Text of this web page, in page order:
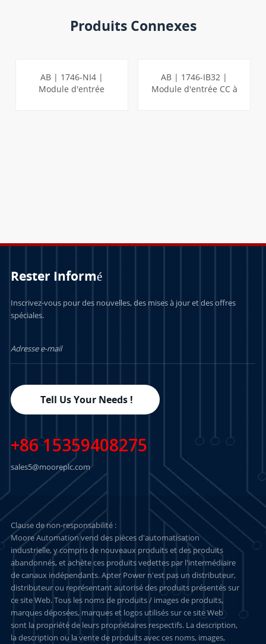
Produits Connexes
AB | 1746-NI4 |
Module d'entrée
AB | 1746-IB32 |
Module d'entrée CC à
Rester Informé
Inscrivez-vous pour des nouvelles, des mises à jour et des offres
spéciales.
Tell Us Your Needs !
+86 15359408275
sales5@mooreplc.com
Clause de non-responsabilité :
Moore Automation vend des pièces d'automatisation
industrielle, y compris de nouveaux produits et des produits
abandonnés, et achète ces produits vedettes par l'intermédiaire
de canaux indépendants. Apter Power n'est pas un distributeur,
distributeur ou représentant autorisé des produits présentés sur
ce site Web. Tous les noms de produits / images de produits,
marques déposées, marques et logos utilisés sur ce site Web
sont la propriété de leurs propriétaires respectifs. La description,
la description ou la vente de produits avec ces noms, images,